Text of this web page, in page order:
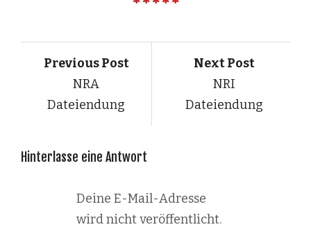
Previous Post
NRA
Dateiendung
Next Post
NRI
Dateiendung
Hinterlasse eine Antwort
Deine E-Mail-Adresse
wird nicht veröffentlicht.